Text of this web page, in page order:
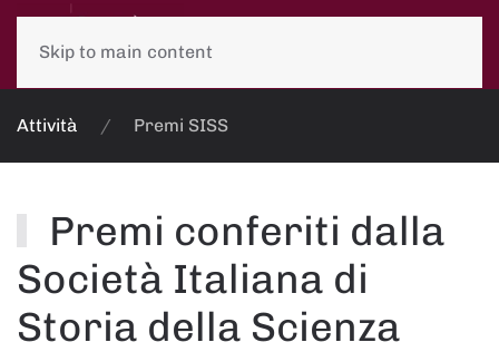
Skip to main content
Attività Premi SISS
Premi conferiti dalla
Società Italiana di
Storia della Scienza